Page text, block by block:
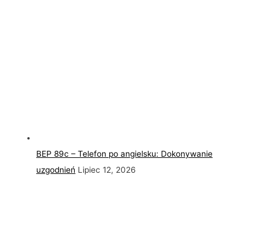
BEP 89c – Telefon po angielsku: Dokonywanie
uzgodnień Lipiec 12, 2026